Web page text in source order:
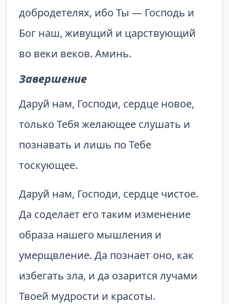
добродетелях, ибо Ты — Господь и
Бог наш, живущий и царствующий
во веки веков. Аминь.
Завершение
Даруй нам, Господи, сердце новое,
только Тебя желающее слушать и
познавать и лишь по Тебе
тоскующее.
Даруй нам, Господи, сердце чистое.
Да соделает его таким изменение
образа нашего мышления и
умерщвление. Да познает оно, как
избегать зла, и да озарится лучами
Твоей мудрости и красоты.